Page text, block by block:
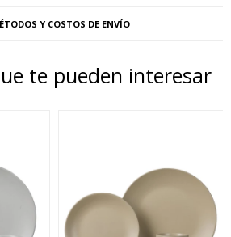
Y COSTOS DE ENVÍO
te pueden interesar